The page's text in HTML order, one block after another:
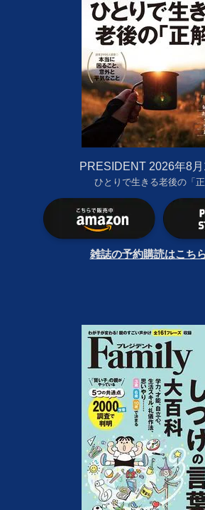
PRESIDENT 2026年8
ひとりで生きる老後の「正
雑誌の予約購読はこち